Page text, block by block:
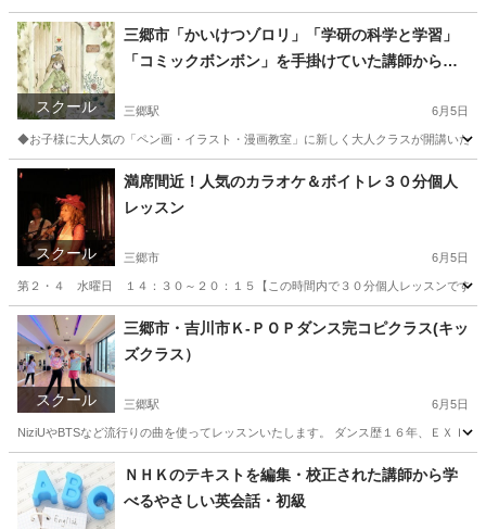
埼玉 三郷市 三郷駅 その他 埼玉 三郷市 三郷中央駅
その他 カルチャーセンター
スクール
三郷市「かいけつゾロリ」「学研の科学と学習」
「コミックボンボン」を手掛けていた講師から学
三郷駅 6月5日
◆お子様に大人気の「ペン画・イラスト・漫画教室」に新しく大人クラスが開講いた
埼玉 三郷市 三郷駅 イラスト
スクール
満席間近！人気のカラオケ＆ボイトレ３０分個人
レッスン
三郷市 6月5日
第２・４ 水曜日 １４：３０～２０：１５【この時間内で３０分個人レッスンです】
埼玉 三郷市 カラオケ 個人
スクール
三郷市・吉川市Ｋ-ＰＯＰダンス完コピクラス(キッ
ズクラス）
三郷駅 6月5日
NiziUやBTSなど流行りの曲を使ってレッスンいたします。 ダンス歴１６年、ＥＸＩ
埼玉 三郷市 三郷駅 その他 POP
ＮＨＫのテキストを編集・校正された講師から学
べるやさしい英会話・初級